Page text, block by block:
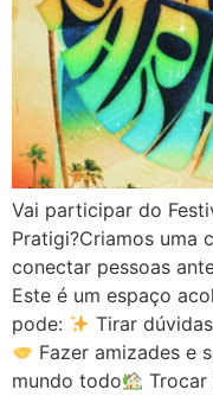
Vai participar do
Pratigi?Criamos uma
conectar pessoas
Este é um espaço
pode:
Tirar
Fazer amizades e
mundo todo